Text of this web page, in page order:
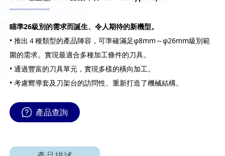
瞄準26級別的需求而誕生、令人期待的新機型。
• 推出４種類型的產品陣容，可準確滿足φ8mm～φ26mm級別範
圍的需求。實現最適合多種加工條件的刀具。
• 通過豐富的刀具單元，實現多樣的橫向加工。
• 考慮嚮導套及刀架台的訪問性、重新打造了機械結構。
產品查詢